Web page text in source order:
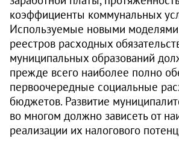
коэффициенты коммунальных
Используемые новыми
реестров расходных
муниципальных образований
прежде всего наиболее полно
первоочередные социальные
бюджетов. Развитие
во многом должно зависеть от
реализации их налогового